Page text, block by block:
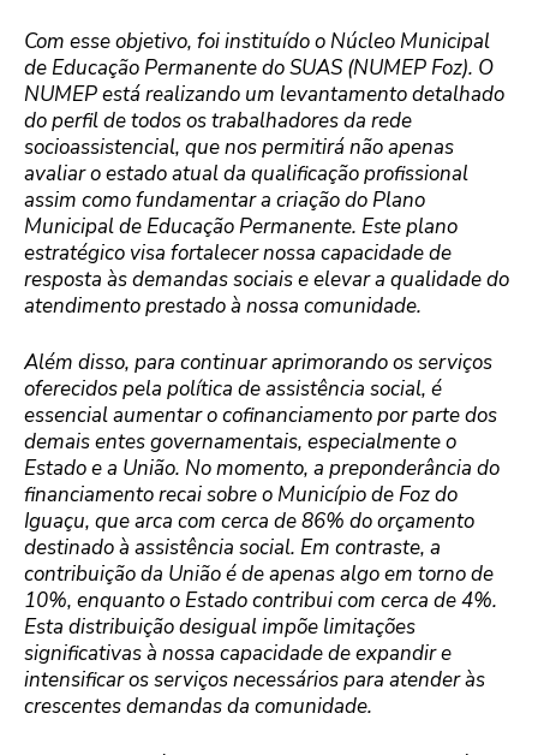
Com esse objetivo, foi instituído o Núcleo Municipal
de Educação Permanente do SUAS (NUMEP Foz). O
NUMEP está realizando um levantamento detalhado
do perfil de todos os trabalhadores da rede
socioassistencial, que nos permitirá não apenas
avaliar o estado atual da qualificação profissional
assim como fundamentar a criação do Plano
Municipal de Educação Permanente. Este plano
estratégico visa fortalecer nossa capacidade de
resposta às demandas sociais e elevar a qualidade do
atendimento prestado à nossa comunidade.
Além disso, para continuar aprimorando os serviços
oferecidos pela política de assistência social, é
essencial aumentar o cofinanciamento por parte dos
demais entes governamentais, especialmente o
Estado e a União. No momento, a preponderância do
financiamento recai sobre o Município de Foz do
Iguaçu, que arca com cerca de 86% do orçamento
destinado à assistência social. Em contraste, a
contribuição da União é de apenas algo em torno de
10%, enquanto o Estado contribui com cerca de 4%.
Esta distribuição desigual impõe limitações
significativas à nossa capacidade de expandir e
intensificar os serviços necessários para atender às
crescentes demandas da comunidade.